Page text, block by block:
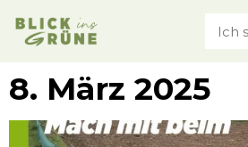
8. März 2025